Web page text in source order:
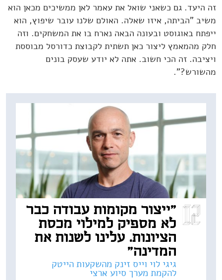
זה היעד. גם כשאני שואל את עאמר לאן ממשיכים מכאן הוא
משיב "הביתה, איזו שאלה. האולם שלנו עובר שיפוץ, הוא
ייפתח באוגוסט ובעונה הבאה נארח בו את המשחקים. וזה
חלק מהמאמץ ליצור כאן תשתית לקבוצת כדורסל מבוססת
ויציבה. זה הכי חשוב. אתה לא יודע שעסק בונים
מהשורש?".
"ייצור מקומות עבודה כבר
לא מספיק למילוי מכסת
הציונות. עלינו לשנות את
המדינה"
גיגי לוי וייס זינק מהשקעות הייטק
להקמת מערך סיוע ארצי